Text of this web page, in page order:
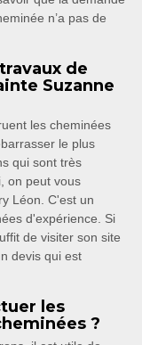
n’a pas de
de
Suzanne
les cheminées
le plus
qui sont très
on peut vous
Léon. C'est un
d'expérience. Si
de visiter son site
devis qui est
les
?